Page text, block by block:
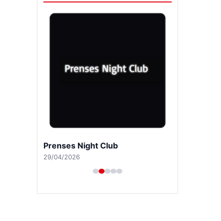
Prenses Night Club
29/04/2026